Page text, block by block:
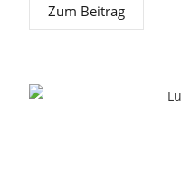
Zum Beitrag